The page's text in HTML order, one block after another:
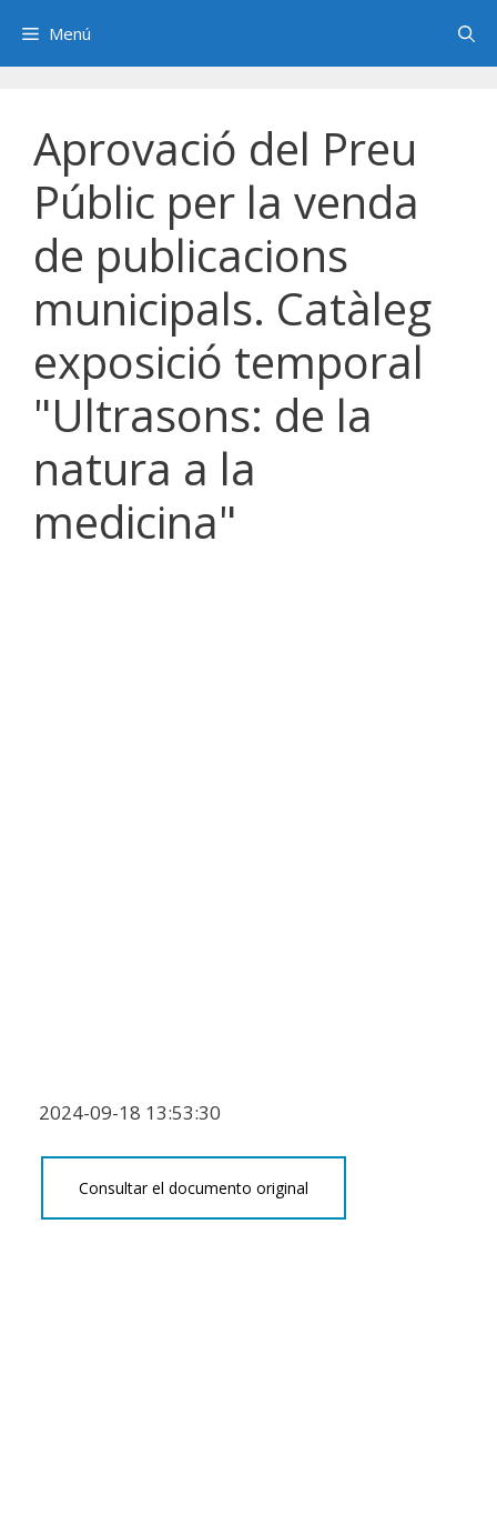
contenido
Menú
Aprovació del Preu
Públic per la venda
de publicacions
municipals. Catàleg
exposició temporal
"Ultrasons: de la
natura a la
medicina"
2024-09-18 13:53:30
Consultar el documento original